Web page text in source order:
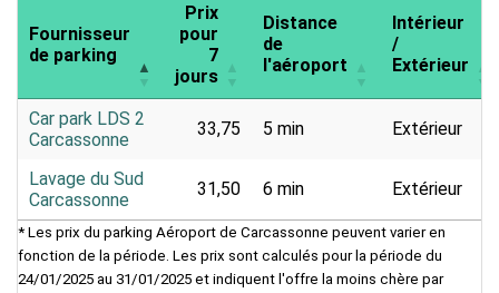
Fournisseur
de parking
Prix
pour
7
jours
Distance
de
l'aéroport
Intérieur
/
Extérieur
Car park LDS 2
Carcassonne
33,75 5 min Extérieur
Lavage du Sud
Carcassonne
31,50 6 min Extérieur
* Les prix du parking Aéroport de Carcassonne peuvent varier en
fonction de la période. Les prix sont calculés pour la période du
24/01/2025 au 31/01/2025 et indiquent l'offre la moins chère par